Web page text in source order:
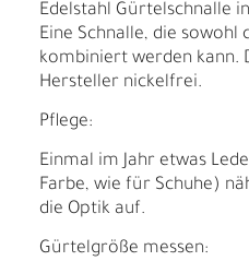
Edelstahl Gürtelschnalle
Eine Schnalle, die sowohl
kombiniert werden kann.
Hersteller nickelfrei.
Pflege:
Einmal im Jahr etwas
Farbe, wie für Schuhe)
die Optik auf.
Gürtelgröße messen: